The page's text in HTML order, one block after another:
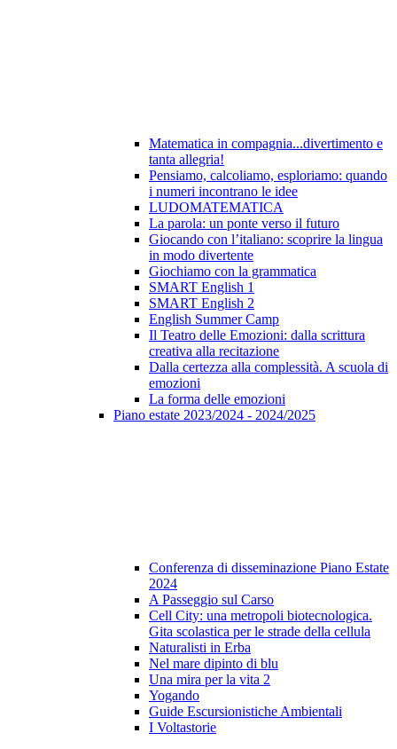
Matematica in compagnia...divertimento e
tanta allegria!
Pensiamo, calcoliamo, esploriamo: quando
i numeri incontrano le idee
LUDOMATEMATICA
La parola: un ponte verso il futuro
Giocando con l’italiano: scoprire la lingua
in modo divertente
Giochiamo con la grammatica
SMART English 1
SMART English 2
English Summer Camp
Il Teatro delle Emozioni: dalla scrittura
creativa alla recitazione
Dalla certezza alla complessità. A scuola di
emozioni
La forma delle emozioni
Piano estate 2023/2024 - 2024/2025
Conferenza di disseminazione Piano Estate
2024
A Passeggio sul Carso
Cell City: una metropoli biotecnologica.
Gita scolastica per le strade della cellula
Naturalisti in Erba
Nel mare dipinto di blu
Una mira per la vita 2
Yogando
Guide Escursionistiche Ambientali
I Voltastorie